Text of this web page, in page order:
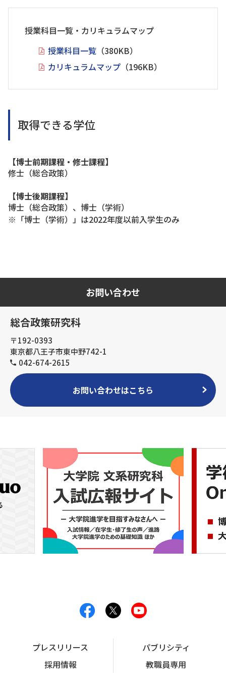
授業科目一覧・カリキュラムマップ
授業科目一覧（380KB）
カリキュラムマップ（196KB）
取得できる学位
【博士前期課程・修士課程】
修士（総合政策）
【博士後期課程】
博士（総合政策）、博士（学術）
※「博士（学術）」は2022年度以前入学生のみ
お問い合わせ
総合政策研究科
〒192-0393
東京都八王子市東中野742-1
042-674-2615
お問い合わせはこちら
プレスリリース
パブリシティ
採用情報
教職員専用